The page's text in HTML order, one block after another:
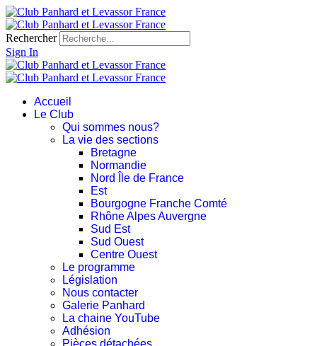
Rechercher
Sign In
Accueil
Le Club
Qui sommes nous?
La vie des sections
Bretagne
Normandie
Nord Île de France
Est
Bourgogne Franche Comté
Rhône Alpes Auvergne
Sud Est
Sud Ouest
Centre Ouest
Le programme
Législation
Nous contacter
Galerie Panhard
La chaine YouTube
Adhésion
Pièces détachées